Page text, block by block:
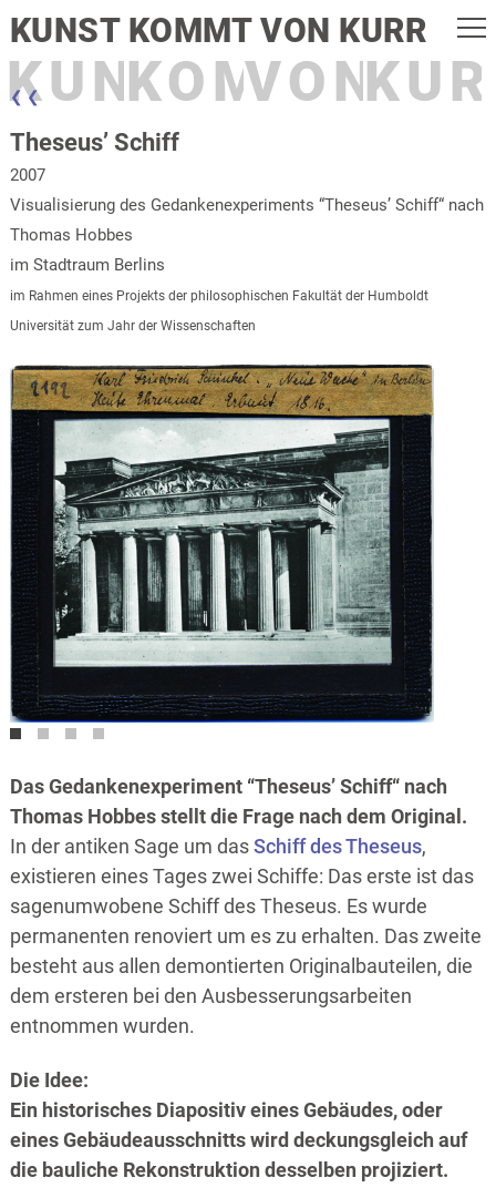
KUNST KOMMT VON KURR
KUNSTKOMMT
VON
❮ ❮
Theseus’ Schiff
2007
Visualisierung des Gedankenexperiments “Theseus’ Schiff“ nach
Thomas Hobbes
im Stadtraum Berlins
im Rahmen eines Projekts der philosophischen Fakultät der Humboldt
Universität zum Jahr der Wissenschaften
Das Gedankenexperiment “Theseus’ Schiff“ nach
Thomas Hobbes stellt die Frage nach dem Original.
In der antiken Sage um dasSchiff des Theseus,
existieren eines Tages zwei Schiffe: Das erste ist das
sagenumwobene Schiff des Theseus. Es wurde
permanenten renoviert um es zu erhalten. Das zweite
besteht aus allen demontierten Originalbauteilen, die
dem ersteren bei den Ausbesserungsarbeiten
entnommen wurden.
Die Idee:
Ein historisches Diapositiv eines Gebäudes, oder
eines Gebäudeausschnitts wird deckungsgleich auf
die bauliche Rekonstruktion desselben projiziert.